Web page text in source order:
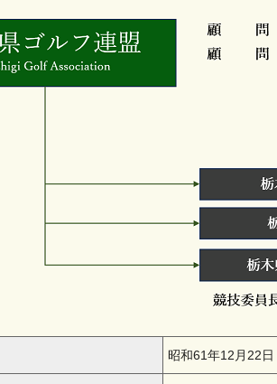
昭和61年12月22日